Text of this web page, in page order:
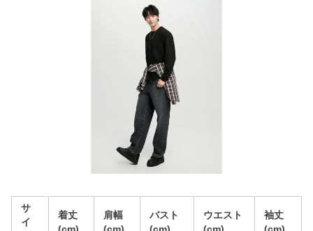
サ
イ
着丈
肩幅
バスト
ウエスト
袖丈